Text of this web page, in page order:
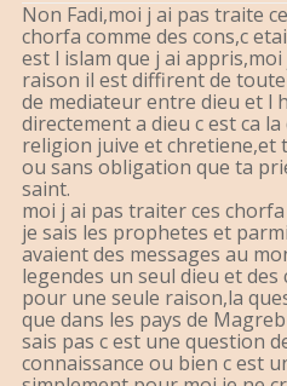
Non Fadi,moi j ai pas traite
chorfa comme des cons,c
est l islam que j ai
raison il est diffirent de
de mediateur entre dieu et l
directement a dieu c est ca
religion juive et
ou sans obligation que ta
saint.
moi j ai pas traiter ces
je sais les prophetes et
avaient des messages au
legendes un seul dieu et
pour une seule raison,la
que dans les pays de
sais pas c est une question
connaissance ou bien c est